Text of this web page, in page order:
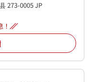
273-0005JP